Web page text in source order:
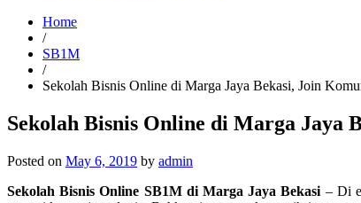
Home
/
SB1M
/
Sekolah Bisnis Online di Marga Jaya Bekasi, Join
Sekolah Bisnis Online di Marga Jaya
Posted on May 6, 2019 by admin
Sekolah Bisnis Online SB1M di Marga Jaya Bekasi – Di